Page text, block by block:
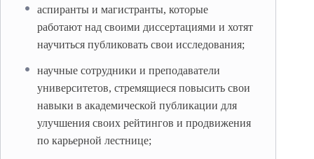
аспиранты и магистранты, которые
работают над своими диссертациями и хотят
научиться публиковать свои исследования;
научные сотрудники и преподаватели
университетов, стремящиеся повысить свои
навыки в академической публикации для
улучшения своих рейтингов и продвижения
по карьерной лестнице;